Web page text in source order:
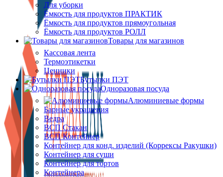
Для уборки
Ёмкость для продуктов ПРАКТИК
Ёмкость для продуктов прямоугольная
Ёмкость для продуктов РОЛЛ
Товары для магазинов
Кассовая лента
Термоэтикетки
Ценники
Бутылки ПЭТ
Одноразовая посуда
Алюминиевые формы
Барные украшения
Ведра
ВСП Стакан
ВСП Контейнер
Контейнер для конд. изделий (Коррексы Ракушки)
Контейнер для суши
Контейнер для тортов
Контейнера